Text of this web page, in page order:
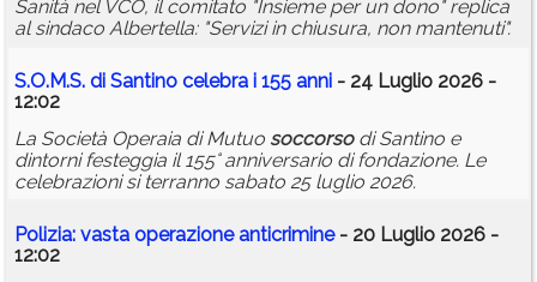
Sanità nel VCO, il comitato "Insieme per un dono" replica
al sindaco Albertella: "Servizi in chiusura, non mantenuti".
S.O.M.S. di Santino celebra i 155 anni - 24 Luglio 2026 -
12:02
La Società Operaia di Mutuo soccorsodi Santino e
dintorni festeggia il 155° anniversario di fondazione. Le
celebrazioni si terranno sabato 25 luglio 2026.
Polizia: vasta operazione anticrimine- 20 Luglio 2026 -
12:02